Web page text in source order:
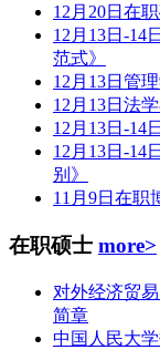
12月20日在
12月13日-14
范式》
12月13日管
12月13日法
12月13日-14
12月13日-14
别》
11月9日在职
在职硕士 more>
对外经济贸
简章
中国人民大